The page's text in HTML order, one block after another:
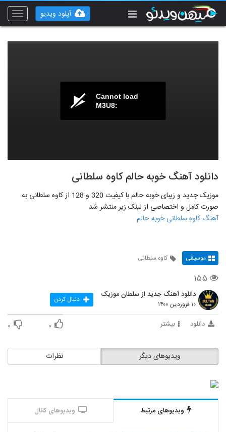
Toggle
آپلود ویدیو
Cannot load
M3U8:
دانلود آهنگ خوبه حالم کاوه سلطانی
موزیک جدید و زیبای خوبه حالم با کیفیت 320 و 128 از کاوه سلطانی به
صورت کامل و اختصاصی از لینک زیر منتشر شد
آهنگ کاوه سلطانی خوبه حالم
موسیقی کاوه سلطانی
۱۵۵
دانلود آهنگ جدید از سلطان موزیک
۱۰ فروردین ۱۴۰۰ دنبال کردن
دانلود بیشتر ۰ ۰
نظرات ویدیوهای دیگر
ویدیوهای مرتبط ویدیوهای کانال